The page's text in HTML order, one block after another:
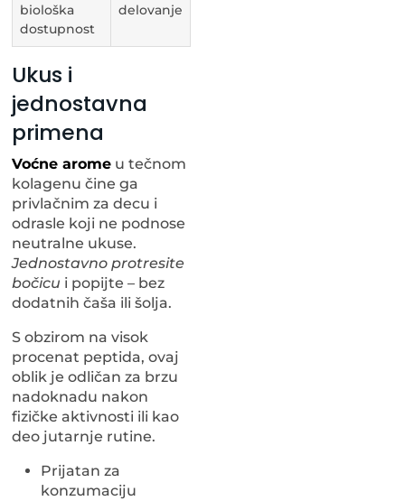
biološka
dostupnost
delovanje
Ukus i
jednostavna
primena
Voćne arome u tečnom
kolagenu čine ga
privlačnim za decu i
odrasle koji ne podnose
neutralne ukuse.
Jednostavno protresite
bočicu i popijte – bez
dodatnih čaša ili šolja.
S obzirom na visok
procenat peptida, ovaj
oblik je odličan za brzu
nadoknadu nakon
fizičke aktivnosti ili kao
deo jutarnje rutine.
Prijatan za
konzumaciju